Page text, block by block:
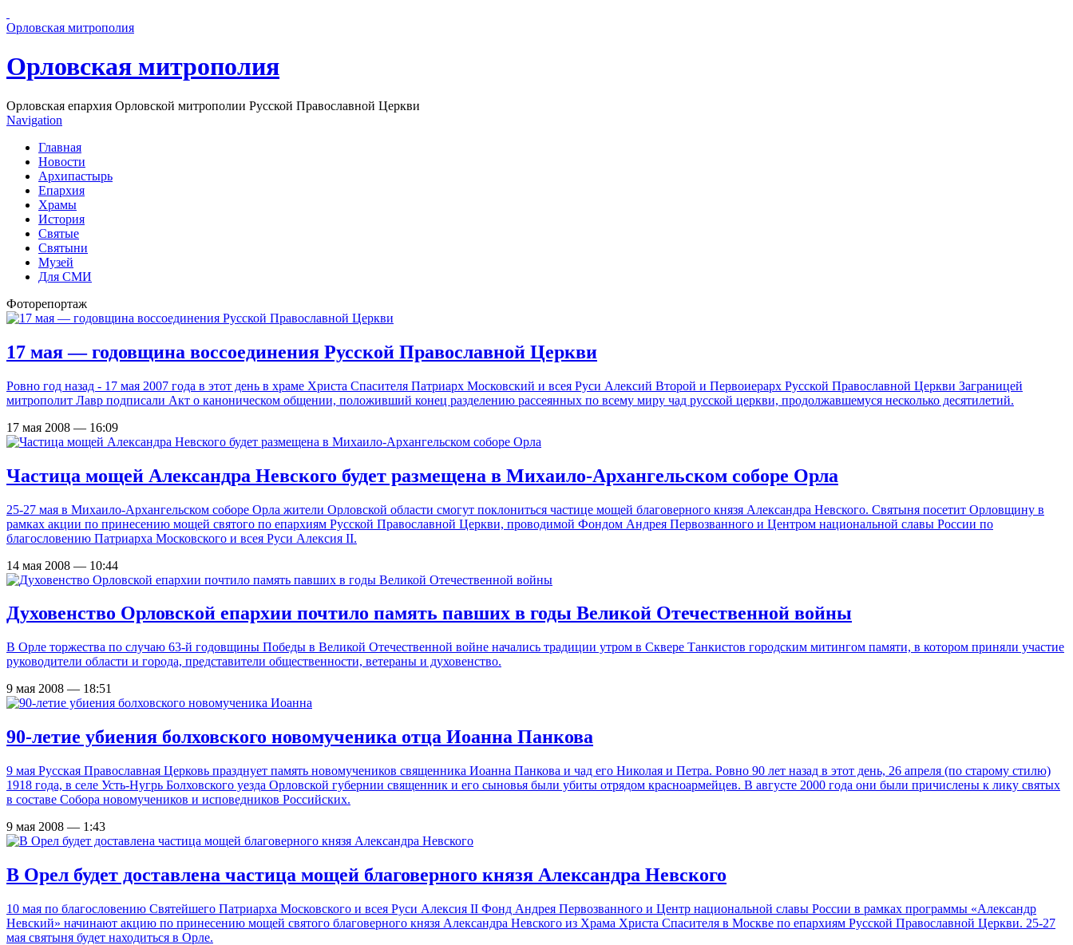
Орловская митрополия
Орловская митрополия
Орловская епархия Орловской митрополии Русской Православной Церкви
Navigation
Главная
Новости
Архипастырь
Епархия
Храмы
История
Святые
Святыни
Музей
Для СМИ
Фоторепортаж
17 мая — годовщина воссоединения Русской Православной Церкви
Ровно год назад - 17 мая 2007 года в этот день в храме Христа Спасителя Патриарх Московский и всея Руси Алексий Второй и Первоиерарх Русской Православной Церкви Заграницей
митрополит Лавр подписали Акт о каноническом общении, положивший конец разделению рассеянных по всему миру чад русской церкви, продолжавшемуся несколько десятилетий.
17 мая 2008 — 16:09
Частица мощей Александра Невского будет размещена в Михаило-Архангельском соборе Орла
25-27 мая в Михаило-Архангельском соборе Орла жители Орловской области смогут поклониться частице мощей благоверного князя Александра Невского. Святыня посетит Орловщину в
рамках акции по принесению мощей святого по епархиям Русской Православной Церкви, проводимой Фондом Андрея Первозванного и Центром национальной славы России по
благословению Патриарха Московского и всея Руси Алексия II.
14 мая 2008 — 10:44
Духовенство Орловской епархии почтило память павших в годы Великой Отечественной войны
В Орле торжества по случаю 63-й годовщины Победы в Великой Отечественной войне начались традиции утром в Сквере Танкистов городским митингом памяти, в котором приняли участие
руководители области и города, представители общественности, ветераны и духовенство.
9 мая 2008 — 18:51
90-летие убиения болховского новомученика отца Иоанна Панкова
9 мая Русская Православная Церковь празднует память новомучеников священника Иоанна Панкова и чад его Николая и Петра. Ровно 90 лет назад в этот день, 26 апреля (по старому стилю)
1918 года, в селе Усть-Нугрь Болховского уезда Орловской губернии священник и его сыновья были убиты отрядом красноармейцев. В августе 2000 года они были причислены к лику святых
в составе Собора новомучеников и исповедников Российских.
9 мая 2008 — 1:43
В Орел будет доставлена частица мощей благоверного князя Александра Невского
10 мая по благословению Святейшего Патриарха Московского и всея Руси Алексия II Фонд Андрея Первозванного и Центр национальной славы России в рамках программы «Александр
Невский» начинают акцию по принесению мощей святого благоверного князя Александра Невского из Храма Христа Спасителя в Москве по епархиям Русской Православной Церкви. 25-27
мая святыня будет находиться в Орле.